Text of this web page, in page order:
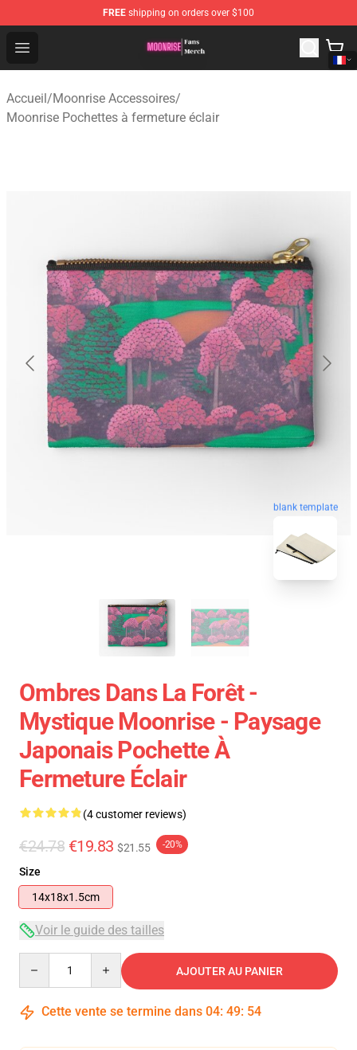
FREE shipping on orders over $100
Open menu
Moonrise Store - Official Moonrise Merchandise Shop
Accueil/Moonrise Accessoires/
Moonrise Pochettes à fermeture éclair
blank template
Ombres Dans La Forêt -
Mystique Moonrise - Paysage
Japonais Pochette À
Fermeture Éclair
(4 customer reviews)
€24.78 €19.83 $21.55 -20%
Size
14x18x1.5cm
Voir le guide des tailles
AJOUTER AU PANIER
Cette vente se termine dans 04: 49: 53